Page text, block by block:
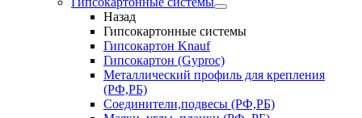
Назад
Гипсокартонные системы
Гипсокартон Knauf
Гипсокартон (Gyproc)
Металлический профиль для крепления
(РФ,РБ)
Соединители,подвесы (РФ,РБ)